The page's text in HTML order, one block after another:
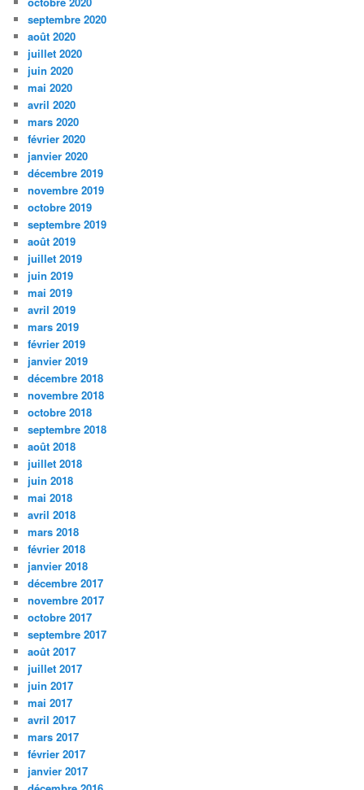
septembre 2020
août 2020
juillet 2020
juin 2020
mai 2020
avril 2020
mars 2020
février 2020
janvier 2020
décembre 2019
novembre 2019
octobre 2019
septembre 2019
août 2019
juillet 2019
juin 2019
mai 2019
avril 2019
mars 2019
février 2019
janvier 2019
décembre 2018
novembre 2018
octobre 2018
septembre 2018
août 2018
juillet 2018
juin 2018
mai 2018
avril 2018
mars 2018
février 2018
janvier 2018
décembre 2017
novembre 2017
octobre 2017
septembre 2017
août 2017
juillet 2017
juin 2017
mai 2017
avril 2017
mars 2017
février 2017
janvier 2017